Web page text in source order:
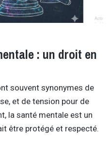
: un droit en
souvent synonymes de
et de tension pour de
la santé mentale est un
être protégé et respecté.